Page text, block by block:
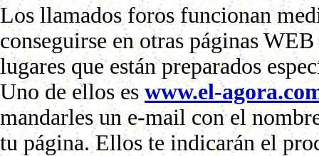
Los llamados foros funcionan
conseguirse en otras páginas
lugares que están preparados
Uno de ellos es www.el-
mandarles un e-mail con el
tu página. Ellos te indicarán el